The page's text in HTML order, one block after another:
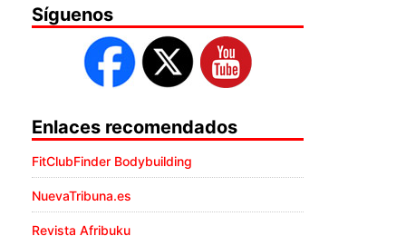
Síguenos
Enlaces recomendados
FitClubFinder Bodybuilding
NuevaTribuna.es
Revista Afribuku